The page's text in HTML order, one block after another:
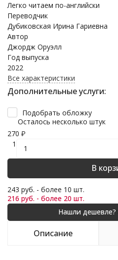
Легко читаем по-английски
Переводчик
Дубиковская Ирина Гариевна
Автор
Джордж Оруэлл
Год выпуска
2022
Все характеристики
Дополнительные услуги:
Подобрать обложку
Осталось несколько штук
270 ₽
1
В
243 руб. - более 10 шт.
216 руб. - более 20 шт.
Описание